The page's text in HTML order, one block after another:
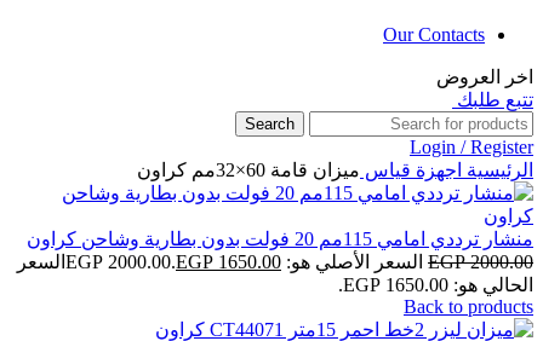
Our Contacts
اخر العروض
تتبع طلبك
Search
Login / Register
الرئيسية اجهزة قياس ميزان قامة 60×32مم كراون
منشار ترددي امامي 115مم 20 فولت بدون بطارية وشاحن كراون
EGP2000.00 السعر الأصلي هو: EGP 2000.00. EGP 1650.00
السعر
الحالي هو: EGP 1650.00.
Back to products